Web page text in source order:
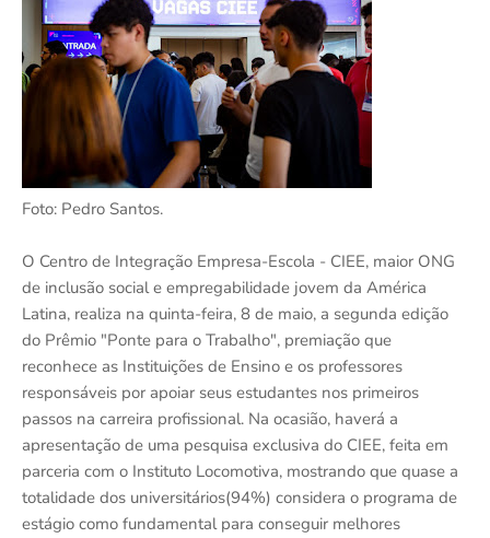
Foto: Pedro Santos.
O Centro de Integração Empresa-Escola - CIEE, maior ONG
de inclusão social e empregabilidade jovem da América
Latina, realiza na quinta-feira, 8 de maio, a segunda edição
do Prêmio "Ponte para o Trabalho", premiação que
reconhece as Instituições de Ensino e os professores
responsáveis por apoiar seus estudantes nos primeiros
passos na carreira profissional. Na ocasião, haverá a
apresentação de uma pesquisa exclusiva do CIEE, feita em
parceria com o Instituto Locomotiva, mostrando que quase a
totalidade dos universitários(94%) considera o programa de
estágio como fundamental para conseguir melhores